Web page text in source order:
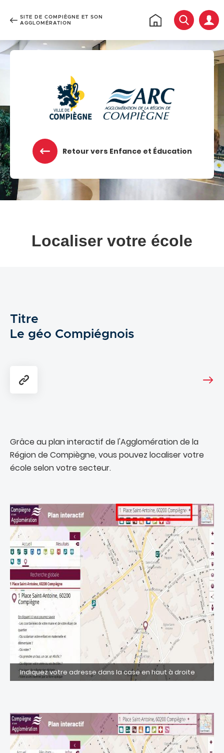
SITE DE COMPIÈGNE ET SON
AGGLOMÉRATION
Retour
l'accueil
Rechercher
Retour vers Enfance et Éducation
Localiser votre école
Titre
Le géo Compiégnois
Grâce au plan interactif de l'Agglomération de la
Région de Compiègne, vous pouvez localiser votre
école selon votre secteur.
Indiquez votre adresse dans la case en haut à droite